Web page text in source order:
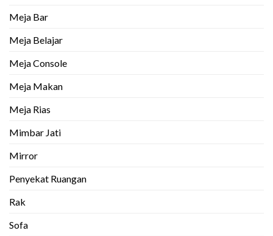
Meja Bar
Meja Belajar
Meja Console
Meja Makan
Meja Rias
Mimbar Jati
Mirror
Penyekat Ruangan
Rak
Sofa